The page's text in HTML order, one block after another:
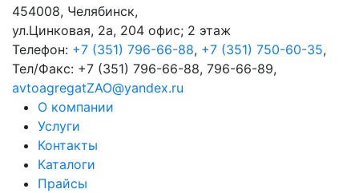
454008, Челябинск,
ул.Цинковая, 2а, 204 офис; 2 этаж
Телефон: +7 (351) 796-66-88, +7 (351) 750-60-35,
Тел/Факс: +7 (351) 796-66-88, 796-66-89,
avtoagregatZAO@yandex.ru
О компании
Услуги
Контакты
Каталоги
Прайсы